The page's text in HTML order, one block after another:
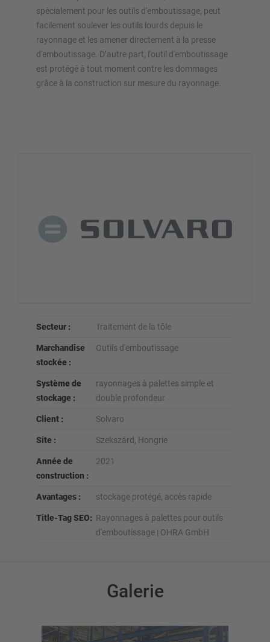
spécialement pour les outils d'emboutissage, peut
facilement soulever les outils lourds depuis le
rayonnage et les amener directement à la presse
d'emboutissage. D’autre part, l'outil d'emboutissage
est protégé à tout moment contre les dommages
grâce à la construction sur mesure du rayonnage.
Secteur : Traitement de la tôle
Marchandise
stockée :
Outils d'emboutissage
Système de
stockage :
rayonnages à palettes simple et
double profondeur
Client : Solvaro
Site : Szekszárd, Hongrie
Année de
construction :
2021
Avantages : stockage protégé, accès rapide
Title-Tag SEO: Rayonnages à palettes pour outils
d'emboutissage | OHRA GmbH
Galerie